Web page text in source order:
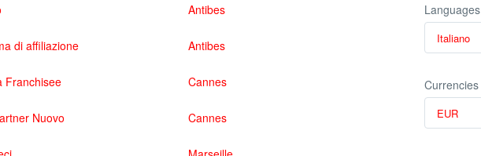
di affiliazione
Franchisee
Nuovo
Antibes
Antibes
Cannes
Cannes
Languages
Italiano
Currencies
EUR